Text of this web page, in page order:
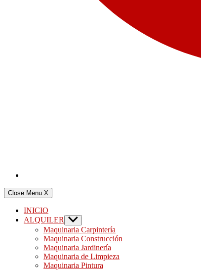
Close Menu X
INICIO
ALQUILER
Show
sub
menu
Maquinaria Carpintería
Maquinaria Construcción
Maquinaria Jardinería
Maquinaria de Limpieza
Maquinaria Pintura